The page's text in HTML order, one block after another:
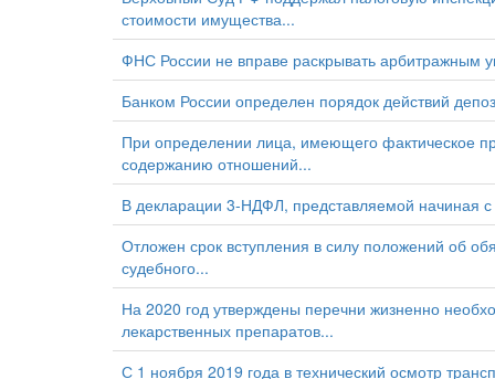
стоимости имущества...
ФНС России не вправе раскрывать
Банком России определен порядок действий
При определении лица, имеющего фактическое
содержанию отношений...
В декларации 3-НДФЛ, представляемой начиная
Отложен срок вступления в силу положений об
судебного...
На 2020 год утверждены перечни жизненно
лекарственных препаратов...
С 1 ноября 2019 года в технический осмотр